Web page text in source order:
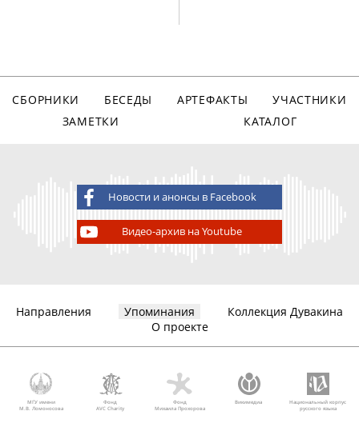
СБОРНИКИ БЕСЕДЫ АРТЕФАКТЫ
УЧАСТНИКИ
ЗАМЕТКИ
КАТАЛОГ
Новости и анонсы в Facebook
Видео-архив на Youtube
Направления Упоминания
Коллекция Дувакина
О проекте
МГУ имени
М.В. Ломоносова
Фонд
AVC Charity
Фонд
Михаила Прохорова
Викимедиа
Национальный корпус
русского языка